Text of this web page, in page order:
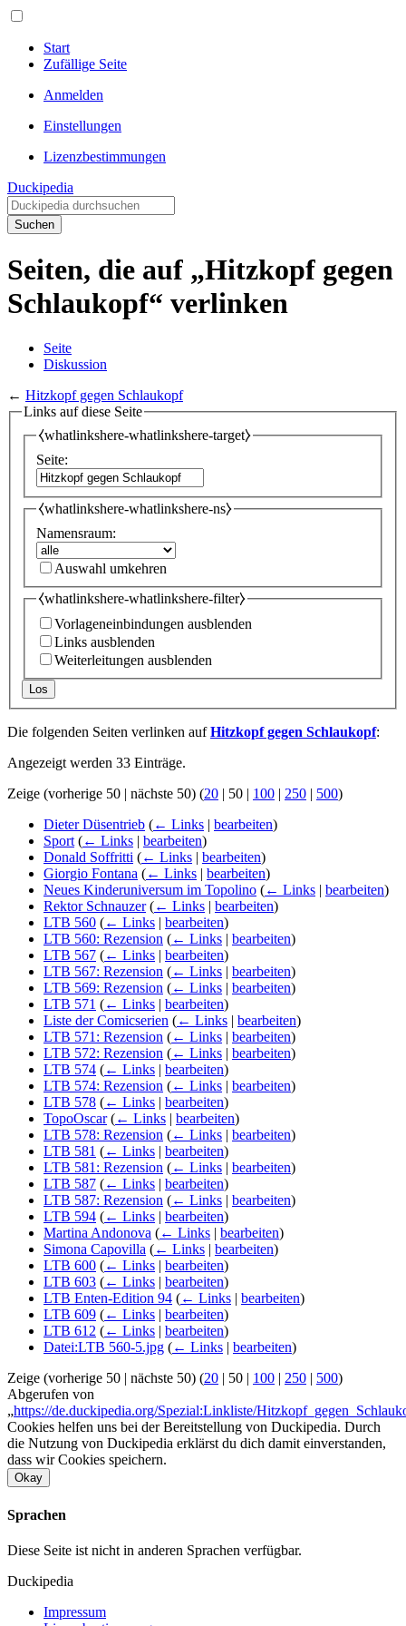
Start
Zufällige Seite
Anmelden
Einstellungen
Lizenzbestimmungen
Duckipedia
Suchen
Seiten, die auf „Hitzkopf gegen
Schlaukopf“ verlinken
Seite
Diskussion
← Hitzkopf gegen Schlaukopf
Links auf diese Seite
⧼whatlinkshere-whatlinkshere-target⧽
Seite:
⧼whatlinkshere-whatlinkshere-ns⧽
Namensraum:
Auswahl umkehren
⧼whatlinkshere-whatlinkshere-filter⧽
Vorlageneinbindungen ausblenden
Links ausblenden
Weiterleitungen ausblenden
Los
Die folgenden Seiten verlinken aufHitzkopf gegen Schlaukopf:
Angezeigt werden 33 Einträge.
Zeige (vorherige 50 | nächste 50) (20 | 50 | 100 | 250 | 500)
Dieter Düsentrieb (← Links | bearbeiten)
Sport (← Links | bearbeiten)
Donald Soffritti (← Links | bearbeiten)
Giorgio Fontana (← Links | bearbeiten)
Neues Kinderuniversum im Topolino (← Links | bearbeiten)
Rektor Schnauzer (← Links | bearbeiten)
LTB 560 (← Links | bearbeiten)
LTB 560: Rezension (← Links | bearbeiten)
LTB 567 (← Links | bearbeiten)
LTB 567: Rezension (← Links | bearbeiten)
LTB 569: Rezension (← Links | bearbeiten)
LTB 571 (← Links | bearbeiten)
Liste der Comicserien (← Links | bearbeiten)
LTB 571: Rezension (← Links | bearbeiten)
LTB 572: Rezension (← Links | bearbeiten)
LTB 574 (← Links | bearbeiten)
LTB 574: Rezension (← Links | bearbeiten)
LTB 578 (← Links | bearbeiten)
TopoOscar (← Links | bearbeiten)
LTB 578: Rezension (← Links | bearbeiten)
LTB 581 (← Links | bearbeiten)
LTB 581: Rezension (← Links | bearbeiten)
LTB 587 (← Links | bearbeiten)
LTB 587: Rezension (← Links | bearbeiten)
LTB 594 (← Links | bearbeiten)
Martina Andonova (← Links | bearbeiten)
Simona Capovilla (← Links | bearbeiten)
LTB 600 (← Links | bearbeiten)
LTB 603 (← Links | bearbeiten)
LTB Enten-Edition 94 (← Links | bearbeiten)
LTB 609 (← Links | bearbeiten)
LTB 612 (← Links | bearbeiten)
Datei:LTB 560-5.jpg (← Links | bearbeiten)
Zeige (vorherige 50 | nächste 50) (20 | 50 | 100 | 250 | 500)
Abgerufen von
„https://de.duckipedia.org/Spezial:Linkliste/
Cookies helfen uns bei der Bereitstellung von Duckipedia. Durch
die Nutzung von Duckipedia erklärst du dich damit einverstanden,
dass wir Cookies speichern.
Okay
Sprachen
Diese Seite ist nicht in anderen Sprachen verfügbar.
Duckipedia
Impressum